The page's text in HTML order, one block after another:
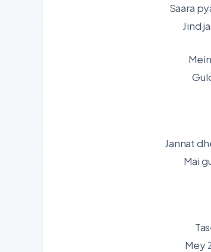
Saara
Jind
Jannat
Mai
Mey